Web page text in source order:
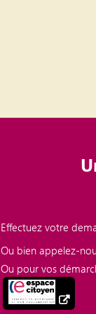
Effectuez votre
Ou bien appelez-
Ou pour vos